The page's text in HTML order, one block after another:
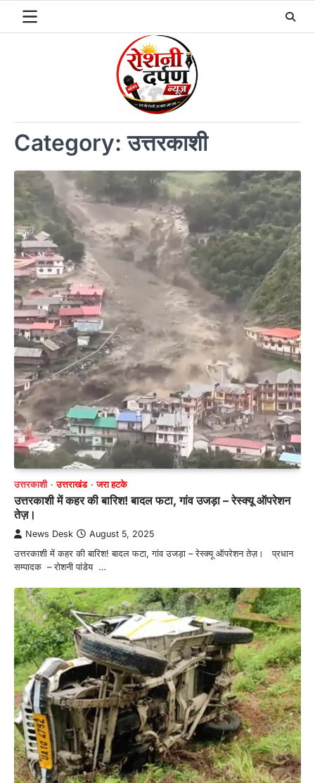
Category:उत्तरकाशी
उत्तरकाशी उत्तराखंड जरा हटके
उत्तरकाशी में कहर की बारिश! बादल फटा, गांव उजड़ा – रेस्क्यू ऑपरेशन
तेज़।
News Desk August 5, 2025
उत्तरकाशी में कहर की बारिश! बादल फटा, गांव उजड़ा – रेस्क्यू ऑपरेशन तेज़। प्रधान
सम्पादक – रोशनी पांडेय …